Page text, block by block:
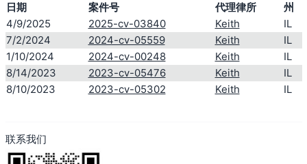
日期
案件号 代理律所
州
4/9/2025
2025-cv-03840 Keith
IL
7/2/2024
2024-cv-05559 Keith
IL
1/10/2024
2024-cv-00248 Keith
IL
8/14/2023
2023-cv-05476 Keith
IL
8/10/2023
2023-cv-05302 Keith IL
联系我们